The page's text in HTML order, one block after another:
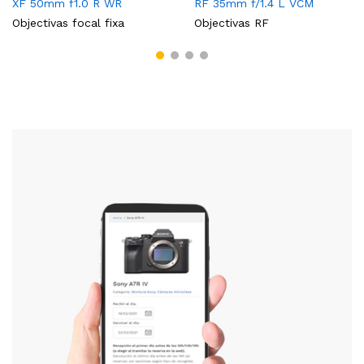
XF 50mm f1.0 R WR
Objectivas focal fixa
RF 35mm f/1.4 L VCM
Objectivas RF